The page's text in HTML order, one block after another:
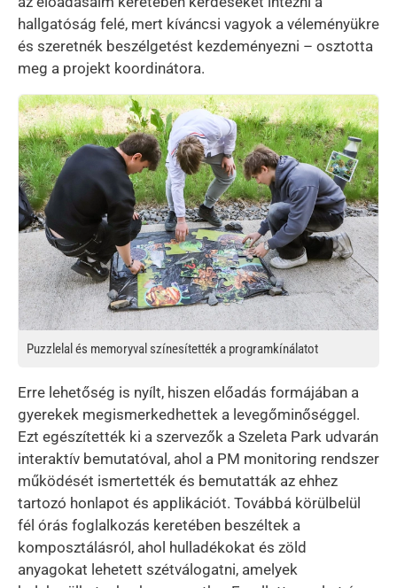
hallgatóság felé, mert kíváncsi vagyok a véleményükre
és szeretnék beszélgetést kezdeményezni – osztotta
meg a projekt koordinátora.
Kép
Puzzlelal és memoryval színesítették a programkínálatot
Erre lehetőség is nyílt, hiszen előadás formájában a
gyerekek megismerkedhettek a levegőminőséggel.
Ezt egészítették ki a szervezők a Szeleta Park udvarán
interaktív bemutatóval, ahol a PM monitoring rendszer
működését ismertették és bemutatták az ehhez
tartozó honlapot és applikációt. Továbbá körülbelül
fél órás foglalkozás keretében beszéltek a
komposztálásról, ahol hulladékokat és zöld
anyagokat lehetett szétválogatni, amelyek